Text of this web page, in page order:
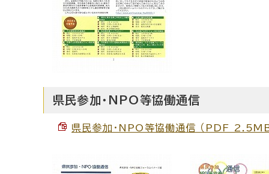
県民参加・NPO等協働通信
県民参加・NPO等協働通信 （PDF 2.5MB